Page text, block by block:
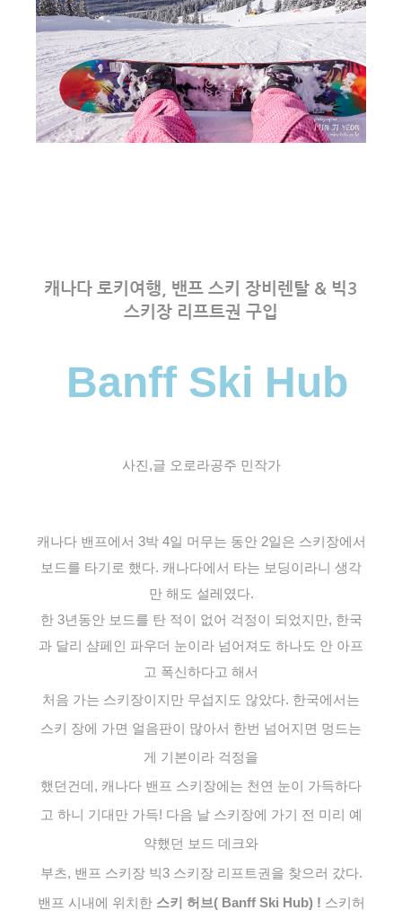
캐나다 로키여행, 밴프 스키 장비렌탈 & 빅3
스키장 리프트권 구입
Banff Ski Hub
사진,글 오로라공주 민작가
캐나다 밴프에서 3박 4일 머무는 동안 2일은 스키장에서
보드를 타기로 했다. 캐나다에서 타는 보딩이라니 생각
만 해도 설레였다.
한 3년동안 보드를 탄 적이 없어 걱정이 되었지만, 한국
과 달리 샴페인 파우더 눈이라 넘어져도 하나도 안 아프
고 폭신하다고 해서
처음 가는 스키장이지만 무섭지도 않았다. 한국에서는
스키 장에 가면 얼음판이 많아서 한번 넘어지면 멍드는
게 기본이라 걱정을
했던건데, 캐나다 밴프 스키장에는 천연 눈이 가득하다
고 하니 기대만 가득! 다음 날 스키장에 가기 전 미리 예
약했던 보드 데크와
부츠, 밴프 스키장 빅3 스키장 리프트권을 찾으러 갔다.
밴프 시내에 위치한 스키 허브( Banff Ski Hub) ! 스키허